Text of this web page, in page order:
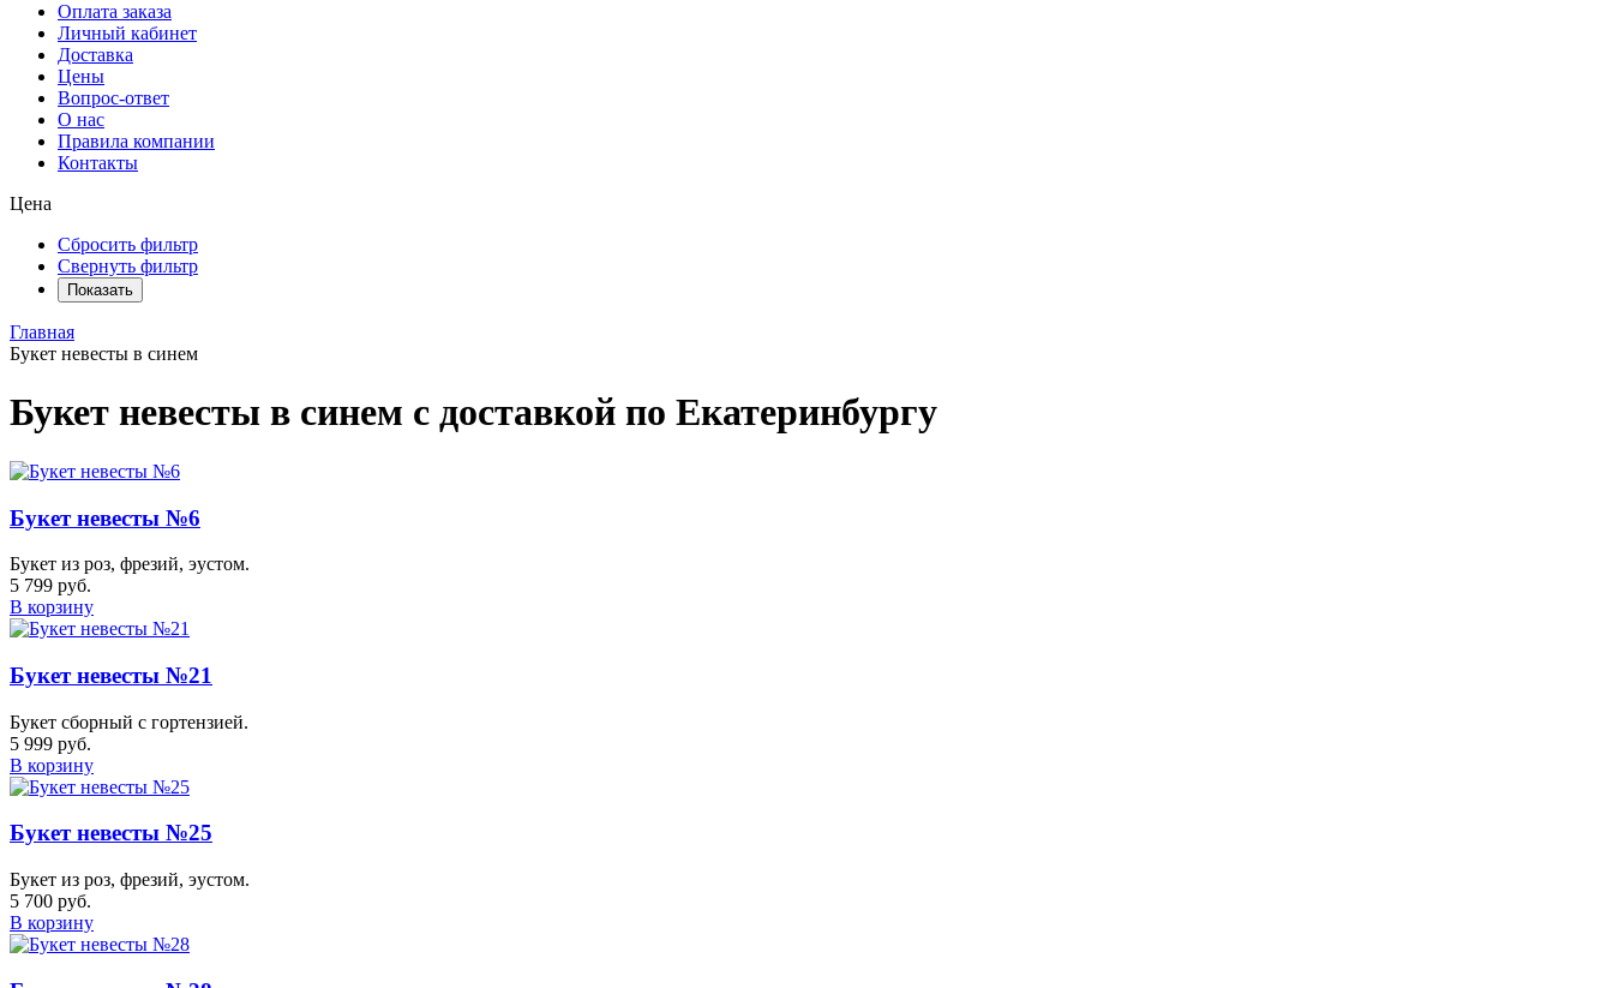
Оплата заказа
Личный кабинет
Доставка
Цены
Вопрос-ответ
О нас
Правила компании
Контакты
Цена
Сбросить фильтр
Свернуть фильтр
Показать
Главная
Букет невесты в синем
Букет невесты в синем с доставкой по Екатеринбургу
Букет невесты №6
Букет из роз, фрезий, эустом.
5 799 руб.
В корзину
Букет невесты №21
Букет сборный с гортензией.
5 999 руб.
В корзину
Букет невесты №25
Букет из роз, фрезий, эустом.
5 700 руб.
В корзину